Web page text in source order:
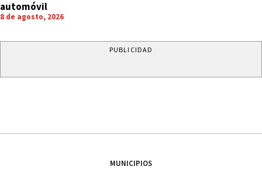
automóvil
8 de agosto, 2026
PUBLICIDAD
MUNICIPIOS